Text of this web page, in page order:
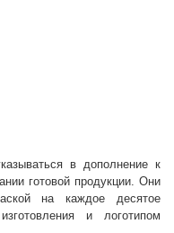
в дополнение к
готовой продукции. Они
на каждое десятое
и логотипом